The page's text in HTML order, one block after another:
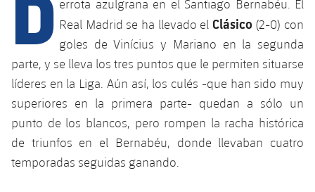
plusicon
más
Instalaciones
Spotify Camp Nou
Palau Blaugrana
SUB13
SUB12
SUB10 A
SUB13 B
SUB12 C
SUB11 C
Entradas
Gameday Shows
Resultados
Clasificación
Base
Barça Atlètic
Junior
Cadete A
Cadete B
Campus Verano
PLUSICON
MÁS
Primer Equipo
plusicon
más
Actualidad
Barça Atlètic
plusicon
más
Actualidad
Base
plusicon
más
errota azulgrana en el Santiago Bernabéu. El
Real Madrid se ha llevado el Clásico (2-0) con
goles de Vinícius y Mariano en la segunda
parte, y se lleva los tres puntos que le permiten situarse
líderes en la Liga. Aún así, los culés -que han sido muy
superiores en la primera parte- quedan a sólo un
punto de los blancos, pero rompen la racha histórica
de triunfos en el Bernabéu, donde llevaban cuatro
temporadas seguidas ganando.